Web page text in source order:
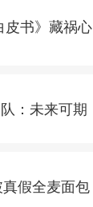
皮书》藏祸心
：未来可期
假全麦面包